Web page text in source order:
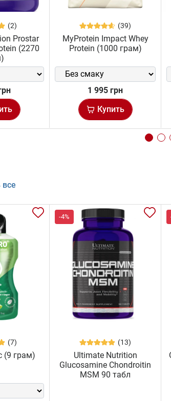
(2)
Prostar
(2270
(39)
MyProtein Impact Whey
Protein (1000 грам)
1 995 грн
Купить
все
(7)
(9 грам)
-4%
(13)
Ultimate Nutrition
Glucosamine Chondroitin
MSM 90 табл